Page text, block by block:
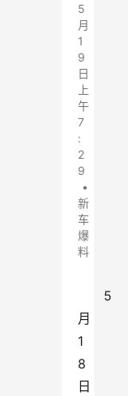
5
月
1
9
日
上
午
7
:
2
9
•
新
车
爆
料
5
月
1
8
日